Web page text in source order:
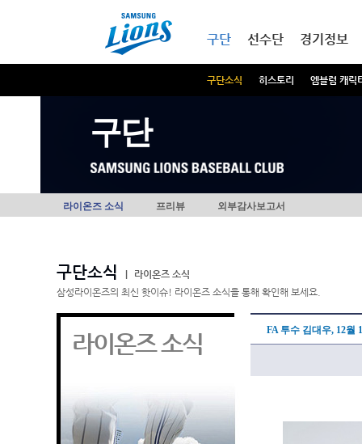
구단
구단소식 히스토리 엠블럼 캐릭
선수단 경기정보
구단
라이온즈 소식 프리뷰 외부감사보고서
구단소식
라이온즈 소식
삼성라이온즈의 최신 핫이슈! 라이온즈 소식을 통해 확인해 보세요.
라이온즈 소식 FA 투수 김대우, 12월